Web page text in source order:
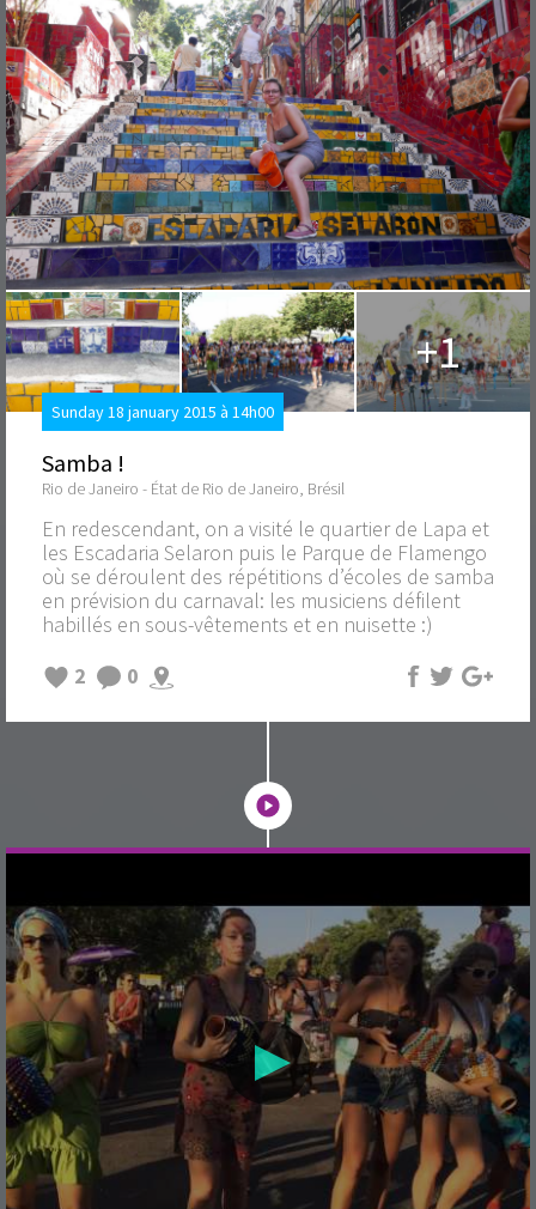
+1
Sunday 18 january 2015 à 14h00
Samba !
Rio de Janeiro - État de Rio de Janeiro, Brésil
En redescendant, on a visité le quartier de Lapa et
les Escadaria Selaron puis le Parque de Flamengo
où se déroulent des répétitions d’écoles de samba
en prévision du carnaval: les musiciens défilent
habillés en sous-vêtements et en nuisette :)
2
0